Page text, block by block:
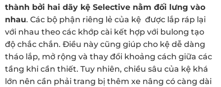
thành bởi hai dãy kệ Selective nằm đối lưng vào
nhau. Các bộ phận riêng lẻ của kệ được lắp ráp lại
với nhau theo các khớp cài kết hợp với bulong tạo
độ chắc chắn. Điều này cũng giúp cho kệ dễ dàng
tháo lắp, mở rộng và thay đổi khoảng cách giữa các
tầng khi cần thiết. Tuy nhiên, chiều sâu của kệ khá
lớn nên cần phải trang bị thêm xe nâng có càng dài